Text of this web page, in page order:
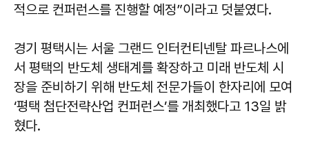
적으로 컨퍼런스를 진행할 예정”이라고 덧붙였다.
경기 평택시는 서울 그랜드 인터컨티넨탈 파르나스에
서 평택의 반도체 생태계를 확장하고 미래 반도체 시
장을 준비하기 위해 반도체 전문가들이 한자리에 모여
‘평택 첨단전략산업 컨퍼런스’를 개최했다고 13일 밝
혔다.